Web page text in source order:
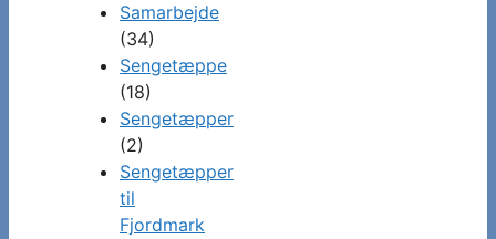
Samarbejde
(34)
Sengetæppe
(18)
Sengetæpper
(2)
Sengetæpper
til
Fjordmark